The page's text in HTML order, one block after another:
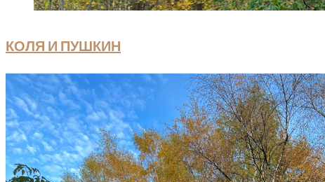
КОЛЯ И ПУШКИН